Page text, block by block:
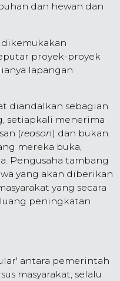
dan hewan dan
dikemukakan
proyek-proyek
lapangan
diandalkan sebagian
setiapkali menerima
(reason) dan bukan
mereka buka,
Pengusaha tambang
yang akan diberikan
yang secara
peningkatan
antara pemerintah
masyarakat, selalu